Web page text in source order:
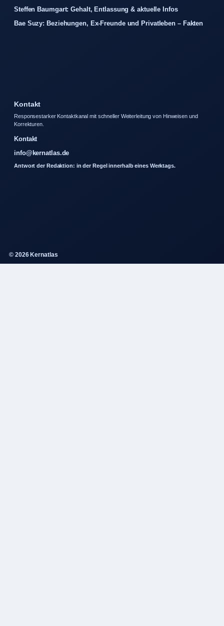
Steffen Baumgart: Gehalt, Entlassung & aktuelle Infos
Bae Suzy: Beziehungen, Ex-Freunde und Privatleben – Fakten
Kontakt
Responsestarker Kontaktkanal mit schneller Weiterleitung von Hinweisen und
Korrekturen.
Kontakt
info@kernatlas.de
Antwort der Redaktion: in der Regel innerhalb eines Werktags.
© 2026 Kernatlas